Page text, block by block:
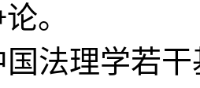
论。
法理学若干